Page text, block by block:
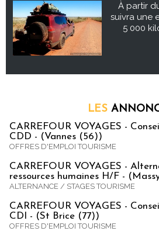
À partir
suivra une
5 000
LES
CARREFOUR VOYAGES -
CDD - (Vannes (56))
OFFRES D'EMPLOI TOURISME
CARREFOUR VOYAGES -
ressources humaines H/F -
ALTERNANCE / STAGES TOURISME
CARREFOUR VOYAGES -
CDI - (St Brice (77))
OFFRES D'EMPLOI TOURISME